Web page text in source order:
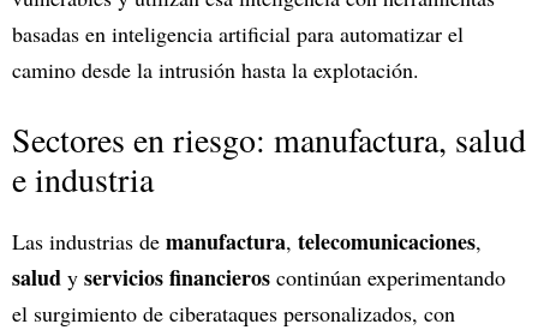
basadas en inteligencia artificial para automatizar el
camino desde la intrusión hasta la explotación.
Sectores en riesgo: manufactura, salud
e industria
Las industrias de manufactura, telecomunicaciones,
salud y servicios financieros continúan experimentando
el surgimiento de ciberataques personalizados, con